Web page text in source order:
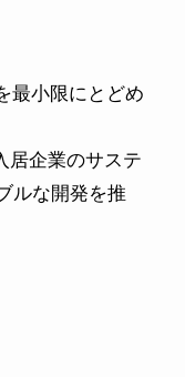
最小限にとどめ
居企業のサステ
ルな開発を推